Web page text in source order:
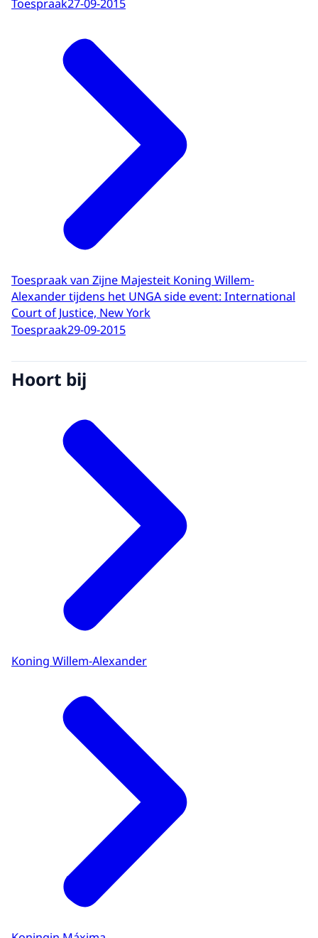
Toespraak27-09-2015
Toespraak van Zijne Majesteit Koning Willem-
Alexander tijdens het UNGA side event: International
Court of Justice, New York
Toespraak29-09-2015
Hoort bij
Koning Willem-Alexander